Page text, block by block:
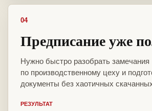
04
Предписание уже
Нужно быстро разобрать замечания
по производственному цеху и
документы без хаотичных
РЕЗУЛЬТАТ